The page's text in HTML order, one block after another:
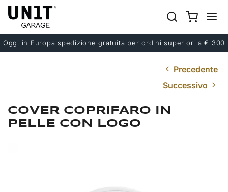
Oggi in Europa spedizione gratuita per ordini superiori a € 300
Precedente
Successivo
COVER COPRIFARO IN
PELLE CON LOGO